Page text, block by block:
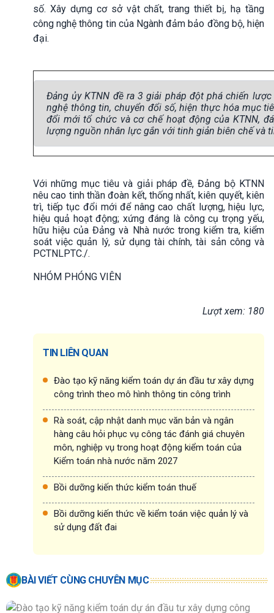
số. Xây dựng cơ sở vật chất, trang thiết bị, hạ tầng
công nghệ thông tin của Ngành đảm bảo đồng bộ, hiện
đại.
Đảng ủy KTNN đề ra 3 giải pháp đột phá chiến
nghệ thông tin, chuyển đổi số, hiện thực hóa mục
đổi mới tổ chức và cơ chế hoạt động của KTNN,
lượng nguồn nhân lực gắn với tinh giản biên chế và
Với những mục tiêu và giải pháp đề, Đảng bộ KTNN
nêu cao tinh thần đoàn kết, thống nhất, kiên quyết, kiên
trì, tiếp tục đổi mới để nâng cao chất lượng, hiệu lực,
hiệu quả hoạt động; xứng đáng là công cụ trọng yếu,
hữu hiệu của Đảng và Nhà nước trong kiểm tra, kiểm
soát việc quản lý, sử dụng tài chính, tài sản công và
PCTNLPTC./.
NHÓM PHÓNG VIÊN
Lượt xem: 180
TIN LIÊN QUAN
Đào tạo kỹ năng kiểm toán dự án đầu tư xây dựng
công trình theo mô hình thông tin công trình
Rà soát, cập nhật danh mục văn bản và ngân
hàng câu hỏi phục vụ công tác đánh giá chuyên
môn, nghiệp vụ trong hoạt động kiểm toán của
Kiểm toán nhà nước năm 2027
Bồi dưỡng kiến thức kiểm toán thuế
Bồi dưỡng kiến thức về kiểm toán việc quản lý và
sử dụng đất đai
BÀI VIẾT CÙNG CHUYÊN MỤC